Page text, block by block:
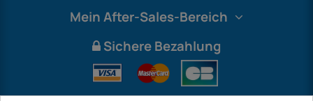
Mein After-Sales-Bereich
Sichere Bezahlung